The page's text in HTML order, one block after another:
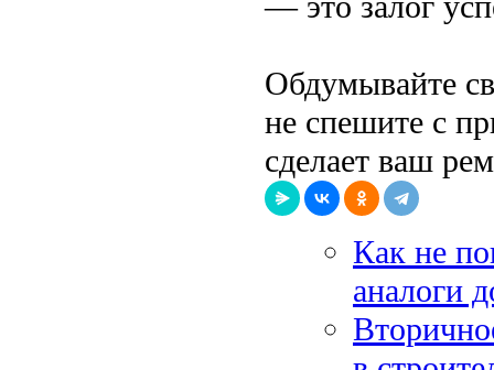
Обдумывайте
не спешите с
сделает ваш
Как не
аналоги